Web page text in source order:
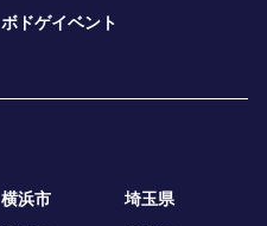
ボドゲイベント
横浜市
埼玉県